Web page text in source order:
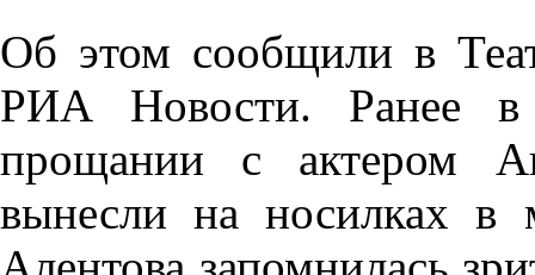
Об этом сообщили в
РИА Новости. Ранее в
прощании с актером
вынесли на носилках